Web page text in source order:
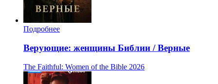
Подробнее
Верующие: женщины Библии / Верные
The Faithful: Women of the Bible 2026